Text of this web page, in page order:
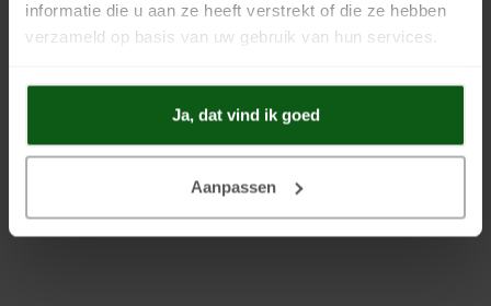
informatie die u aan ze heeft verstrekt of die ze hebben
verzameld op basis van uw gebruik van hun services.
Ja, dat vind ik goed
Aanpassen
hydrophobin 2000is geen eindlaag en moet afgewerkt worden met
een van de Keim verf systemen zoals Keim Soldalan( ME ) of Keim
Geverfde muur impregneren
Een reeds geverfde muur kunt u onzichtbaar impregneren metKeim
Kijk voor de werkwijze op de datasheet van de betreffende producten.